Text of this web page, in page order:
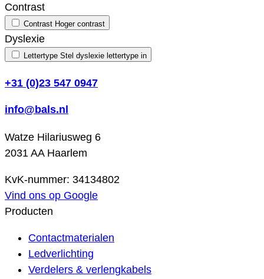
Contrast
Contrast Hoger contrast
Dyslexie
Lettertype Stel dyslexie lettertype in
+31 (0)23 547 0947
info@bals.nl
Watze Hilariusweg 6
2031 AA Haarlem
KvK-nummer: 34134802
Vind ons op Google
Producten
Contactmaterialen
Ledverlichting
Verdelers & verlengkabels